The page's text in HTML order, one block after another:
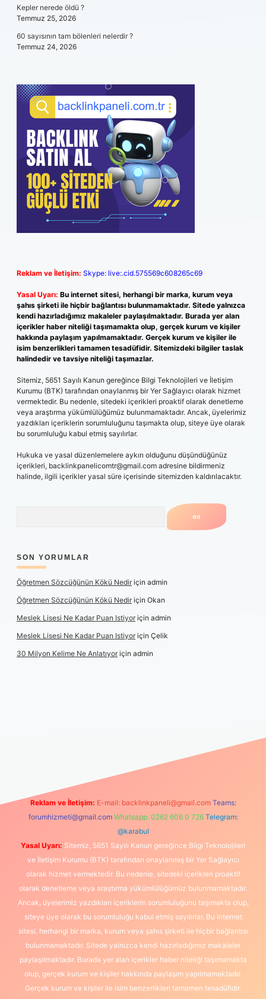
Kepler nerede öldü ?
Temmuz 25, 2026
60 sayısının tam bölenleri nelerdir ?
Temmuz 24, 2026
Reklam ve İletişim: Skype: live:.cid.575569c608265c69
Yasal Uyarı: Bu internet sitesi, herhangi bir marka, kurum veya
şahıs şirketi ile hiçbir bağlantısı bulunmamaktadır. Sitede yalnızca
kendi hazırladığımız makaleler paylaşılmaktadır. Burada yer alan
içerikler haber niteliği taşımamakta olup, gerçek kurum ve kişiler
hakkında paylaşım yapılmamaktadır. Gerçek kurum ve kişiler ile
isim benzerlikleri tamamen tesadüfidir. Sitemizdeki bilgiler taslak
halindedir ve tavsiye niteliği taşımazlar.
Sitemiz, 5651 Sayılı Kanun gereğince Bilgi Teknolojileri ve İletişim
Kurumu (BTK) tarafından onaylanmış bir Yer Sağlayıcı olarak hizmet
vermektedir. Bu nedenle, sitedeki içerikleri proaktif olarak denetleme
veya araştırma yükümlülüğümüz bulunmamaktadır. Ancak, üyelerimiz
yazdıkları içeriklerin sorumluluğunu taşımakta olup, siteye üye olarak
bu sorumluluğu kabul etmiş sayılırlar.
Hukuka ve yasal düzenlemelere aykırı olduğunu düşündüğünüz
içerikleri, backlinkpanelicomtr@gmail.com adresine bildirmeniz
halinde, ilgili içerikler yasal süre içerisinde sitemizden kaldırılacaktır.
SON YORUMLAR
Öğretmen Sözcüğünün Kökü Nediriçin admin
Öğretmen Sözcüğünün Kökü Nediriçin Okan
Meslek Lisesi Ne Kadar Puan Istiyoriçin admin
Meslek Lisesi Ne Kadar Puan Istiyoriçin Çelik
30 Milyon Kelime Ne Anlatıyoriçin admin
Reklam ve İletişim: E-mail: backlinkpaneli@gmail.com Teams:
forumhizmeti@gmail.com Whatsapp: 0262 606 0 726 Telegram:
@karabul
Yasal Uyarı: Sitemiz, 5651 Sayılı Kanun gereğince Bilgi Teknolojileri
ve İletişim Kurumu (BTK) tarafından onaylanmış bir Yer Sağlayıcı
olarak hizmet vermektedir. Bu nedenle, sitedeki içerikleri proaktif
olarak denetleme veya araştırma yükümlülüğümüz bulunmamaktadır.
Ancak, üyelerimiz yazdıkları içeriklerin sorumluluğunu taşımakta olup,
siteye üye olarak bu sorumluluğu kabul etmiş sayılırlar. Bu internet
sitesi, herhangi bir marka, kurum veya şahıs şirketi ile hiçbir bağlantısı
bulunmamaktadır. Sitede yalnızca kendi hazırladığımız makaleler
paylaşılmaktadır. Burada yer alan içerikler haber niteliği taşımamakta
olup, gerçek kurum ve kişiler hakkında paylaşım yapılmamaktadır.
Gerçek kurum ve kişiler ile isim benzerlikleri tamamen tesadüfidir.